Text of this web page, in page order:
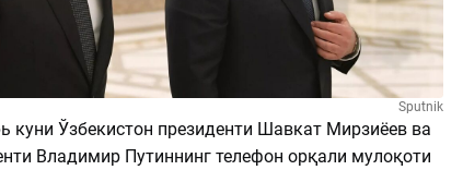
Sputnik
куни Ўзбекистон президенти Шавкат Мирзиёев ва
Владимир Путиннинг телефон орқали мулоқоти